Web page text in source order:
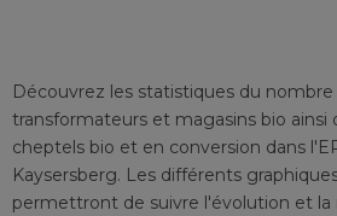
Découvrez les statistiques du
transformateurs et magasins bio ainsi
cheptels bio et en conversion dans
Kaysersberg. Les différents
permettront de suivre l'évolution et la